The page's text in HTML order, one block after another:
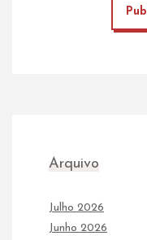
Arquivo
Julho 2026
Junho 2026